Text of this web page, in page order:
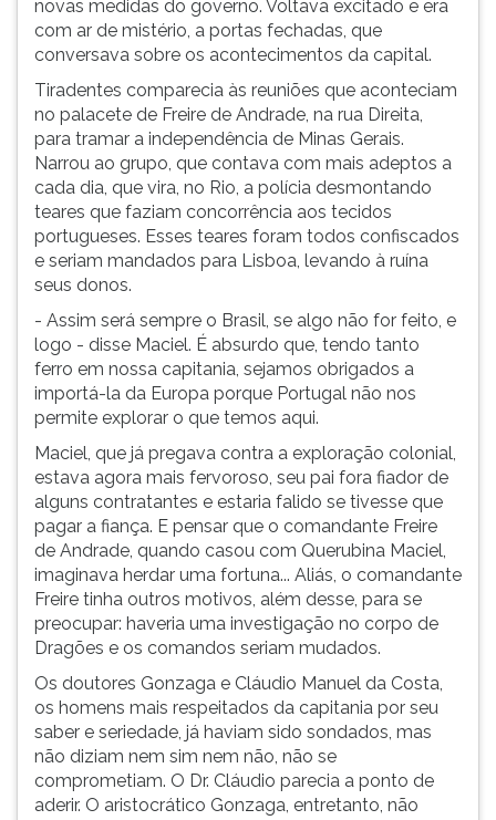
novas medidas do governo. Voltava excitado e era
com ar de mistério, a portas fechadas, que
conversava sobre os acontecimentos da capital.
Tiradentes comparecia às reuniões que aconteciam
no palacete de Freire de Andrade, na rua Direita,
para tramar a independência de Minas Gerais.
Narrou ao grupo, que contava com mais adeptos a
cada dia, que vira, no Rio, a polícia desmontando
teares que faziam concorrência aos tecidos
portugueses. Esses teares foram todos confiscados
e seriam mandados para Lisboa, levando à ruína
seus donos.
- Assim será sempre o Brasil, se algo não for feito, e
logo - disse Maciel. É absurdo que, tendo tanto
ferro em nossa capitania, sejamos obrigados a
importá-la da Europa porque Portugal não nos
permite explorar o que temos aqui.
Maciel, que já pregava contra a exploração colonial,
estava agora mais fervoroso, seu pai fora fiador de
alguns contratantes e estaria falido se tivesse que
pagar a fiança. E pensar que o comandante Freire
de Andrade, quando casou com Querubina Maciel,
imaginava herdar uma fortuna... Aliás, o comandante
Freire tinha outros motivos, além desse, para se
preocupar: haveria uma investigação no corpo de
Dragões e os comandos seriam mudados.
Os doutores Gonzaga e Cláudio Manuel da Costa,
os homens mais respeitados da capitania por seu
saber e seriedade, já haviam sido sondados, mas
não diziam nem sim nem não, não se
comprometiam. O Dr. Cláudio parecia a ponto de
aderir. O aristocrático Gonzaga, entretanto, não